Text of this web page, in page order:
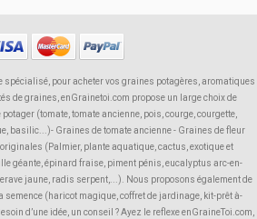
spécialisé, pour acheter vos graines potagères, aromatiques
de graines, enGrainetoi.com propose un large choix de
(tomate, tomate ancienne, pois, courge, courgette,
basilic...)- Graines de tomate ancienne - Graines de fleur
(Palmier, plante aquatique, cactus, exotique et
géante, épinard fraise, piment pénis, eucalyptus arc-en-
jaune, radis serpent,...). Nous proposons également de
semence (haricot magique, coffret de jardinage, kit-prêt à-
d’une idée, un conseil ? Ayez le reflexe enGraineToi.com,